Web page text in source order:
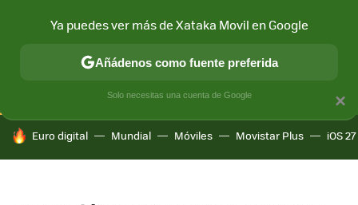
CONECTIVIDAD MÓVIL Y SOCIEDAD APLICACIONES
HOY SE HABLA DE
Euro digital Mundial Móviles Movistar Plus iOS 27
×
Ya puedes ver más de Xataka Movil en Google
Añádenos como fuente preferida
Solo necesitas una cuenta de Google